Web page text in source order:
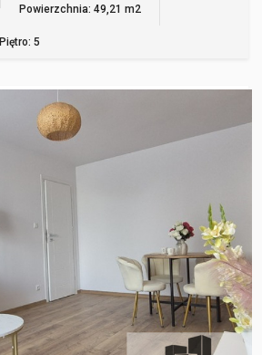
Powierzchnia: 49,21 m2
Piętro: 5